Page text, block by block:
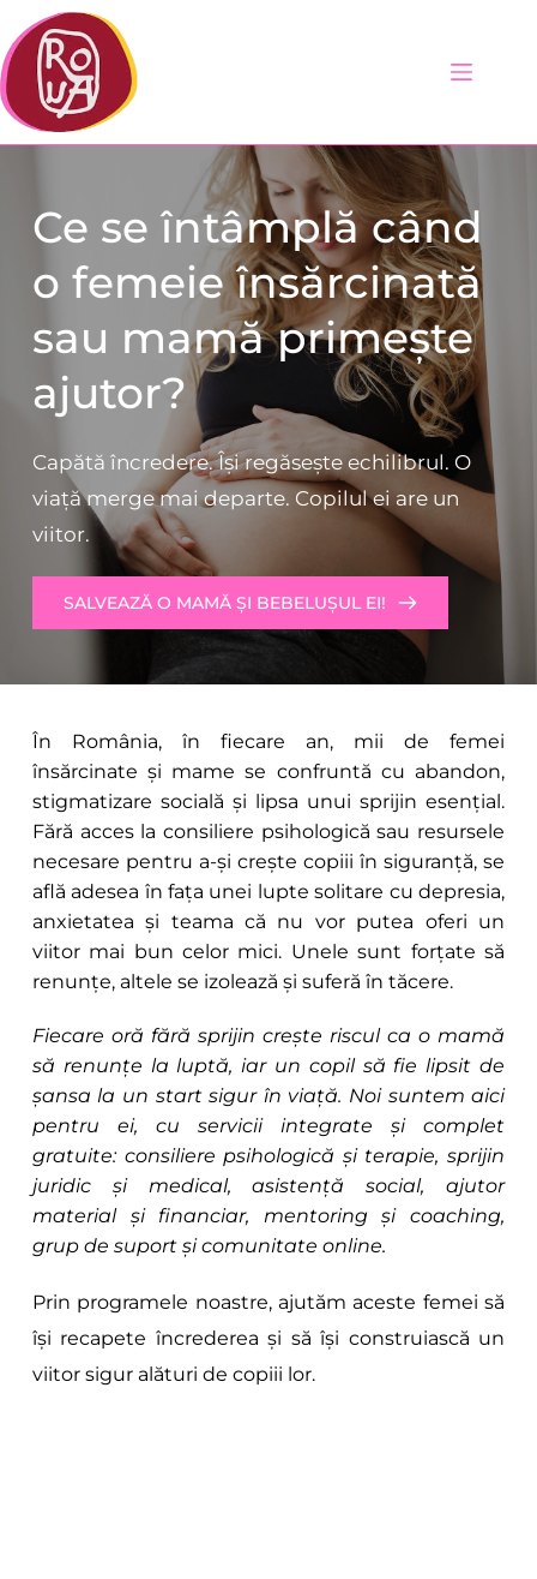
conținut
Ce se întâmplă când
o femeie însărcinată
sau mamă primește
ajutor?
Capătă încredere. Își regăsește echilibrul. O
viață merge mai departe. Copilul ei are un
viitor.
SALVEAZĂ O MAMĂ ȘI BEBELUȘUL EI!
În România, în fiecare an, mii de femei
însărcinate și mame se confruntă cu abandon,
stigmatizare socială și lipsa unui sprijin esențial.
Fără acces la consiliere psihologică sau resursele
necesare pentru a-și crește copiii în siguranță, se
află adesea în fața unei lupte solitare cu depresia,
anxietatea și teama că nu vor putea oferi un
viitor mai bun celor mici. Unele sunt forțate să
renunțe, altele se izolează și suferă în tăcere.
Fiecare oră fără sprijin crește riscul ca o mamă
să renunțe la luptă, iar un copil să fie lipsit de
șansa la un start sigur în viață. Noi suntem aici
pentru ei, cu servicii integrate și complet
gratuite: consiliere psihologică și terapie, sprijin
juridic și medical, asistență social, ajutor
material și financiar, mentoring și coaching,
grup de suport și comunitate online.
Prin programele noastre, ajutăm aceste femei să
își recapete încrederea și să își construiască un
viitor sigur alături de copiii lor.